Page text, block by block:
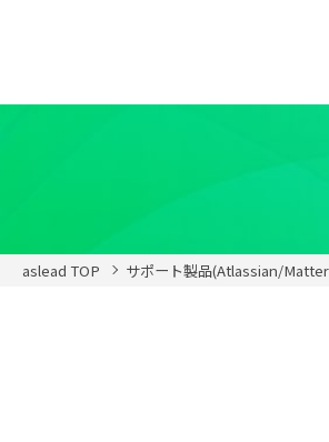
aslead TOP サポート製品(Atlassian/